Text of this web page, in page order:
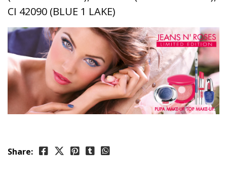
CI 42090 (BLUE 1 LAKE)
Share: